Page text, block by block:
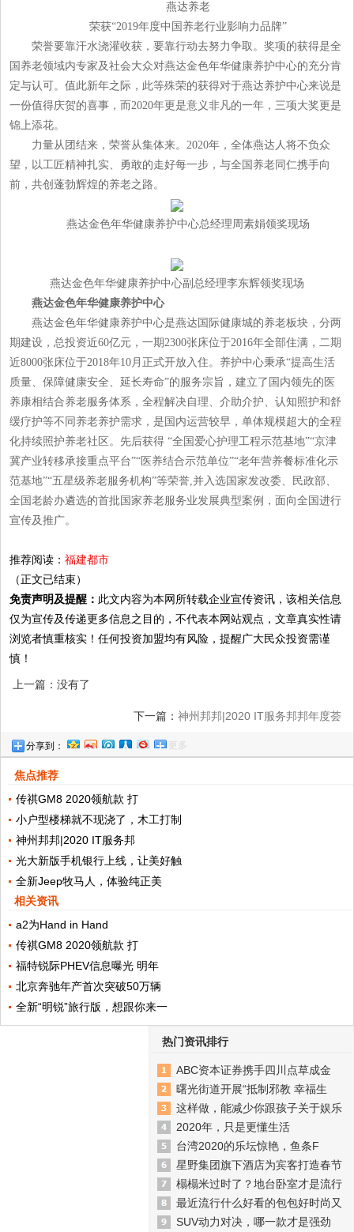
燕达养老
荣获“2019年度中国养老行业影响力品牌”
荣誉要靠汗水浇灌收获，要靠行动去努力争取。奖项的获得是全
国养老领域内专家及社会大众对燕达金色年华健康养护中心的充分肯
定与认可。值此新年之际，此等殊荣的获得对于燕达养护中心来说是
一份值得庆贺的喜事，而2020年更是意义非凡的一年，三项大奖更是
锦上添花。
力量从团结来，荣誉从集体来。2020年，全体燕达人将不负众
望，以工匠精神扎实、勇敢的走好每一步，与全国养老同仁携手向
前，共创蓬勃辉煌的养老之路。
燕达金色年华健康养护中心总经理周素娟领奖现场
燕达金色年华健康养护中心副总经理李东辉领奖现场
燕达金色年华健康养护中心
燕达金色年华健康养护中心是燕达国际健康城的养老板块，分两
期建设，总投资近60亿元，一期2300张床位于2016年全部住满，二期
近8000张床位于2018年10月正式开放入住。养护中心秉承“提高生活
质量、保障健康安全、延长寿命”的服务宗旨，建立了国内领先的医
养康相结合养老服务体系，全程解决自理、介助介护、认知照护和舒
缓疗护等不同养老养护需求，是国内运营较早，单体规模超大的全程
化持续照护养老社区。先后获得 “全国爱心护理工程示范基地”“京津
冀产业转移承接重点平台”“医养结合示范单位”“老年营养餐标准化示
范基地”“五星级养老服务机构”等荣誉,并入选国家发改委、民政部、
全国老龄办遴选的首批国家养老服务业发展典型案例，面向全国进行
宣传及推广。
推荐阅读：福建都市
（正文已结束）
免责声明及提醒： 此文内容为本网所转载企业宣传资讯，该相关信息
仅为宣传及传递更多信息之目的，不代表本网站观点，文章真实性请
浏览者慎重核实！任何投资加盟均有风险，提醒广大民众投资需谨
慎！
上一篇：没有了
下一篇： 神州邦邦|2020 IT服务邦邦年度荟
分享到： 更多
焦点推荐
传祺GM8 2020领航款 打
小户型楼梯就不现浇了，木工打制
神州邦邦|2020 IT服务邦
光大新版手机银行上线，让美好触
全新Jeep牧马人，体验纯正美
相关资讯
a2为Hand in Hand
传祺GM8 2020领航款 打
福特锐际PHEV信息曝光 明年
北京奔驰年产首次突破50万辆
全新“明锐”旅行版，想跟你来一
热门资讯排行
ABC资本证券携手四川点草成金
曙光街道开展“抵制邪教 幸福生
这样做，能减少你跟孩子关于娱乐
2020年，只是更懂生活
台湾2020的乐坛惊艳，鱼条F
星野集团旗下酒店为宾客打造春节
榻榻米过时了？地台卧室才是流行
最近流行什么好看的包包好时尚又
SUV动力对决，哪一款才是强劲